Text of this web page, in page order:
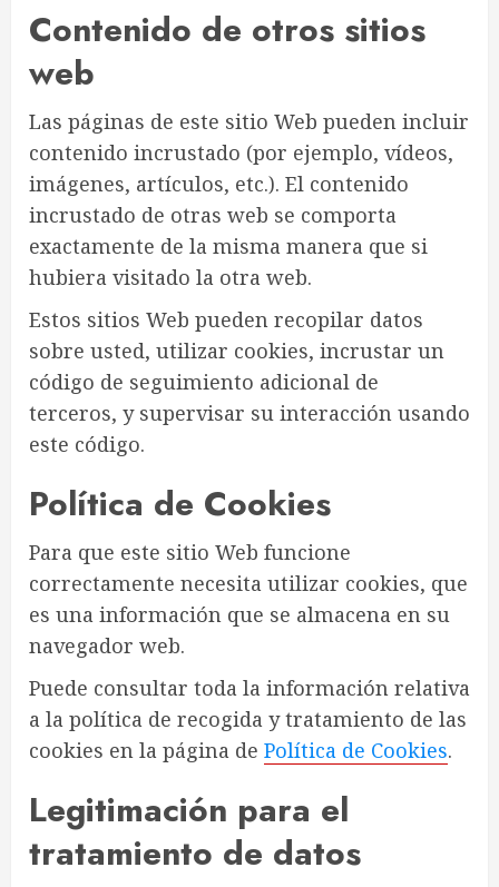
Contenido de otros sitios
web
Las páginas de este sitio Web pueden incluir
contenido incrustado (por ejemplo, vídeos,
imágenes, artículos, etc.). El contenido
incrustado de otras web se comporta
exactamente de la misma manera que si
hubiera visitado la otra web.
Estos sitios Web pueden recopilar datos
sobre usted, utilizar cookies, incrustar un
código de seguimiento adicional de
terceros, y supervisar su interacción usando
este código.
Política de Cookies
Para que este sitio Web funcione
correctamente necesita utilizar cookies, que
es una información que se almacena en su
navegador web.
Puede consultar toda la información relativa
a la política de recogida y tratamiento de las
cookies en la página de Política de Cookies.
Legitimación para el
tratamiento de datos